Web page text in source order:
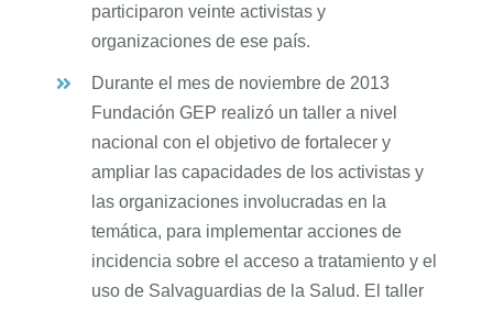
participaron veinte activistas y
organizaciones de ese país.
Durante el mes de noviembre de 2013
Fundación GEP realizó un taller a nivel
nacional con el objetivo de fortalecer y
ampliar las capacidades de los activistas y
las organizaciones involucradas en la
temática, para implementar acciones de
incidencia sobre el acceso a tratamiento y el
uso de Salvaguardias de la Salud. El taller